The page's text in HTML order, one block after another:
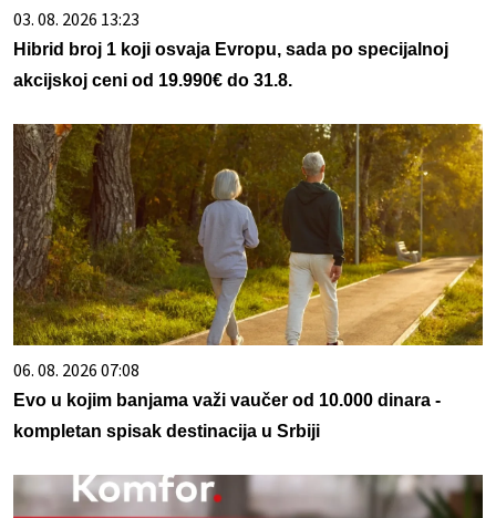
03. 08. 2026 13:23
Hibrid broj 1 koji osvaja Evropu, sada po specijalnoj
akcijskoj ceni od 19.990€ do 31.8.
06. 08. 2026 07:08
Evo u kojim banjama važi vaučer od 10.000 dinara -
kompletan spisak destinacija u Srbiji